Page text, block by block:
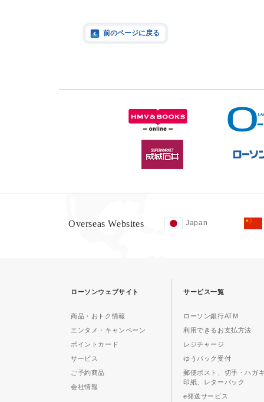
前のページに戻る
Overseas Websites Japan
ローソンウェブサイト
商品・おトク情報
エンタメ・キャンペーン
ポイントカード
サービス
ご予約商品
会社情報
サービス一覧
ローソン銀行ATM
利用できるお支払方法
レジチャージ
ゆうパック受付
郵便ポスト、切手・ハガ
印紙、レターパック
e発送サービス